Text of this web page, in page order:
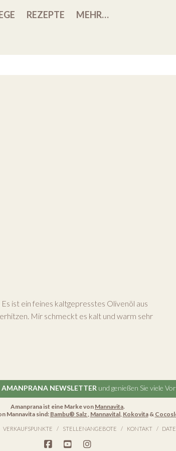
REZEPTE MEHR…
ist ein feines kaltgepresstes Olivenöl aus
Mir schmeckt es kalt und warm sehr
AMANPRANA NEWSLETTER und genießen Sie viele
Amanprana ist eine Marke von Mannavita.
Mannavita sind:Bambu® Salz, Mannavital, Kokovita&
VERKAUFSPUNKTE STELLENANGEBOTE KONTAKT